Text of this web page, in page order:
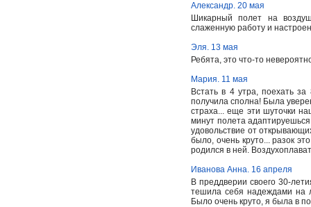
Александр. 20 мая
Шикарный полет на
слаженную работу и
Эля. 13 мая
Ребята, это что-то
Мария. 11 мая
Встать в 4 утра, поехать
получила сполна! Была
страха... еще эти шуточки
минут полета
удовольствие от
было, очень круто... разок
родился в ней.
Иванова Анна. 16 апреля
В преддверии своего 30-
тешила себя надеждами на
Было очень круто, я была в